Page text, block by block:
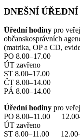
DNEŠNÍ
Úřední hodiny pro
občanskosprávních
(matrika, OP a CD,
PO 8.00–17.00
ÚT zavřeno
ST 8.00–17.00
ČT 8.00–14.00
PÁ 8.00–14.00
Úřední hodiny pro
PO 8.00–11.00
ÚT zavřeno
ST 8.00–11.00